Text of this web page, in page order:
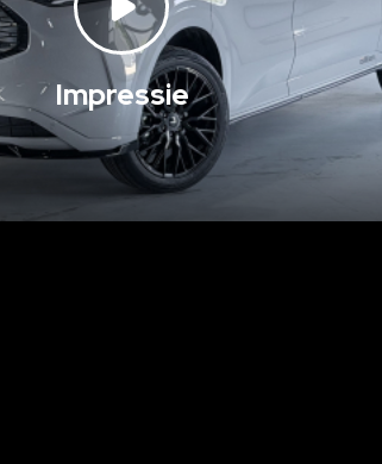
Impressie